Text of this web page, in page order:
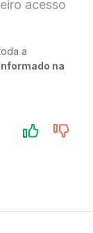
acesso
toda a
na